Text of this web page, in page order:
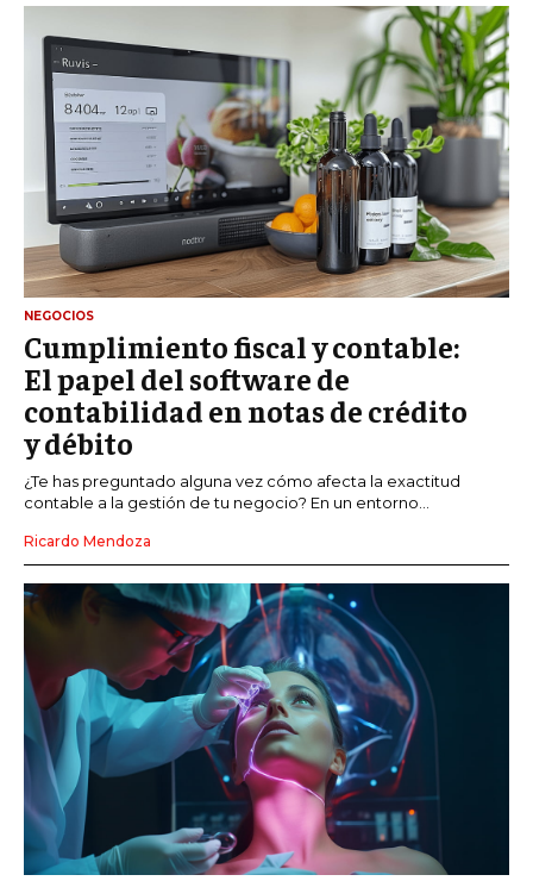
NEGOCIOS
Cumplimiento fiscal y contable:
El papel del software de
contabilidad en notas de crédito
y débito
¿Te has preguntado alguna vez cómo afecta la exactitud
contable a la gestión de tu negocio? En un entorno...
Ricardo Mendoza